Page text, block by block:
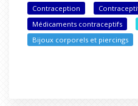
Contraception
Médicaments contraceptifs
Bijoux corporels et piercings